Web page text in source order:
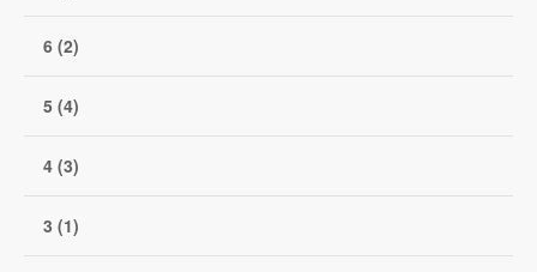
6 (2)
5 (4)
4 (3)
3 (1)